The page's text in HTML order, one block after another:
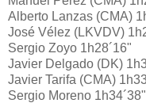
Alberto Lanzas (CMA)
José Vélez (LKVDV)
Sergio Zoyo 1h28´16"
Javier Delgado (DK)
Javier Tarifa (CMA)
Sergio Moreno 1h34´38"